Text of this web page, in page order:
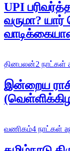
UPI
வருமா?
தினபலன்2 நாட்கள்
இன்றைய
வணிகம்4 நாட்கள்